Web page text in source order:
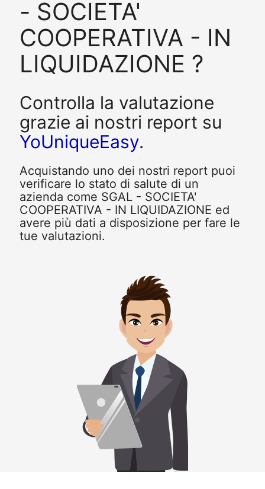
- SOCIETA'
COOPERATIVA - IN
LIQUIDAZIONE ?
Controlla la valutazione
grazie ai nostri report su
YoUniqueEasy.
Acquistando uno dei nostri report puoi
verificare lo stato di salute di un
azienda come SGAL - SOCIETA'
COOPERATIVA - IN LIQUIDAZIONE ed
avere più dati a disposizione per fare le
tue valutazioni.